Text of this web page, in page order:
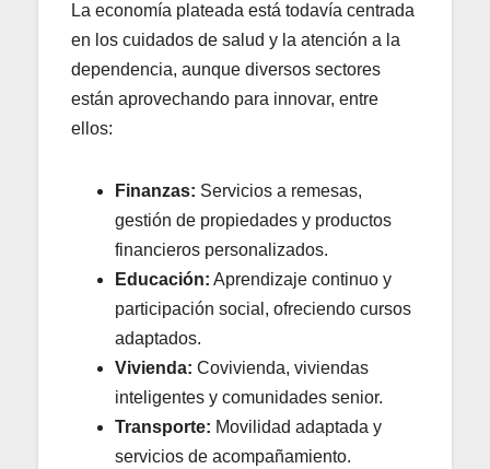
La economía plateada está todavía centrada
en los cuidados de salud y la atención a la
dependencia, aunque diversos sectores
están aprovechando para innovar, entre
ellos:
Finanzas: Servicios a remesas,
gestión de propiedades y productos
financieros personalizados.
Educación: Aprendizaje continuo y
participación social, ofreciendo cursos
adaptados.
Vivienda: Covivienda, viviendas
inteligentes y comunidades senior.
Transporte: Movilidad adaptada y
servicios de acompañamiento.